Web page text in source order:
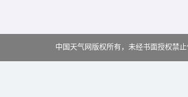
中国天气网版权所有，未经书面授权